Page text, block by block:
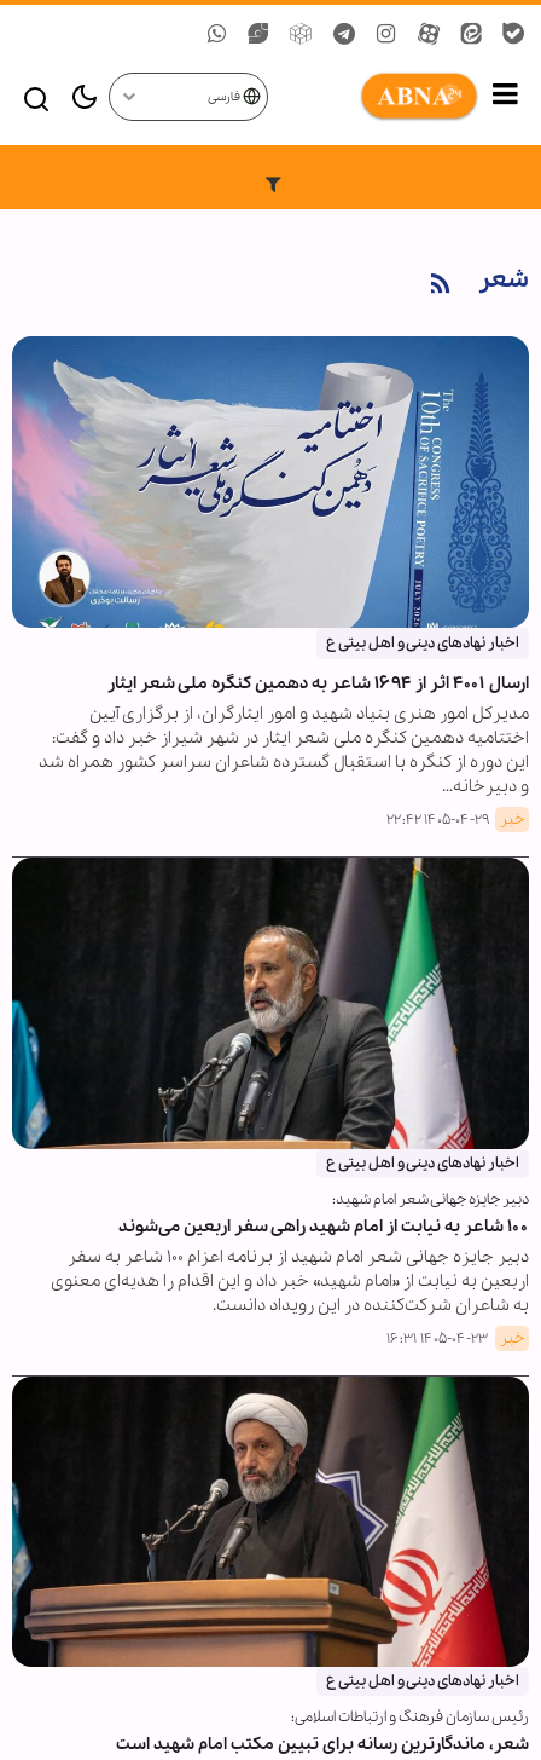
فارسی
شعر
اخبار نهادهای دینی و اهل بیتی ع
ارسال ۴۰۰۱ اثر از ۱۶۹۴ شاعر به دهمین کنگره ملی شعر ایثار
مدیرکل امور هنری بنیاد شهید و امور ایثارگران، از برگزاری آیین
اختتامیه دهمین کنگره ملی شعر ایثار در شهر شیراز خبر داد و گفت:
این دوره از کنگره با استقبال گسترده شاعران سراسر کشور همراه شد
و دبیرخانه…
خبر ۱۴۰۵-۰۴-۲۹ ۲۲:۴۲
اخبار نهادهای دینی و اهل بیتی ع
دبیر جایزه جهانی شعر امام شهید:
۱۰۰ شاعر به نیابت از امام شهید راهی سفر اربعین می‌شوند
دبیر جایزه جهانی شعر امام شهید از برنامه اعزام ۱۰۰ شاعر به سفر
اربعین به نیابت از «امام شهید» خبر داد و این اقدام را هدیه‌ای معنوی
به شاعران شرکت‌کننده در این رویداد دانست.
خبر ۱۴۰۵-۰۴-۲۳ ۱۶:۳۱
اخبار نهادهای دینی و اهل بیتی ع
رئیس سازمان فرهنگ و ارتباطات اسلامی:
شعر، ماندگارترین رسانه برای تبیین مکتب امام شهید است